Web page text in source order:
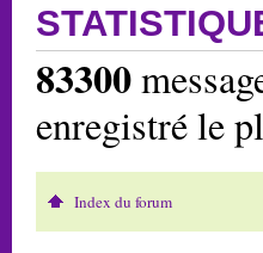
83300
enregistré le
Index du forum